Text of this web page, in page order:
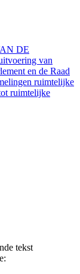
DE
van
en de Raad
ruimtelijke
ruimtelijke
tekst